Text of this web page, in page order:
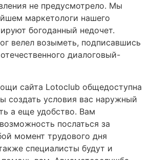
не предусмотрело. Мы
маркетологи нашего
богоданный недочет.
велел возыметь, подписавшись
диалоговый-
сайта Lotoclub общедоступна
создать условия вас наружный
а еще удобство. Вам
послаться за
момент трудового дня
специалисты будут и